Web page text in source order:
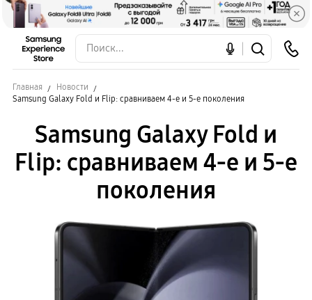
Главная
Новости
Samsung Galaxy Fold и Flip: сравниваем 4-е и 5-е поколения
Samsung Galaxy Fold и
Flip: сравниваем 4-е и 5-е
поколения